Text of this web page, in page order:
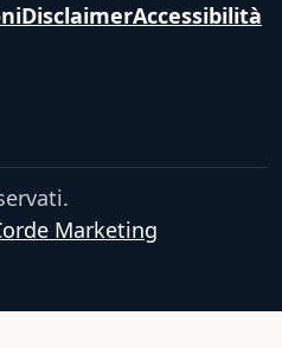
DisclaimerAccessibilità
Marketing